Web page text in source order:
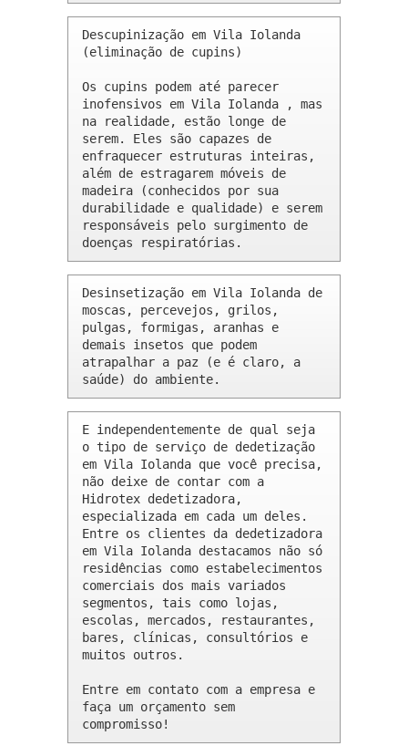
Descupinização em Vila Iolanda
(eliminação de cupins)
Os cupins podem até parecer
inofensivos em Vila Iolanda , mas
na realidade, estão longe de
serem. Eles são capazes de
enfraquecer estruturas inteiras,
além de estragarem móveis de
madeira (conhecidos por sua
durabilidade e qualidade) e serem
responsáveis pelo surgimento de
doenças respiratórias.
Desinsetização em Vila Iolanda de
moscas, percevejos, grilos,
pulgas, formigas, aranhas e
demais insetos que podem
atrapalhar a paz (e é claro, a
saúde) do ambiente.
E independentemente de qual seja
o tipo de serviço de dedetização
em Vila Iolanda que você precisa,
não deixe de contar com a
Hidrotex dedetizadora,
especializada em cada um deles.
Entre os clientes da dedetizadora
em Vila Iolanda destacamos não só
residências como estabelecimentos
comerciais dos mais variados
segmentos, tais como lojas,
escolas, mercados, restaurantes,
bares, clínicas, consultórios e
muitos outros.
Entre em contato com a empresa e
faça um orçamento sem
compromisso!